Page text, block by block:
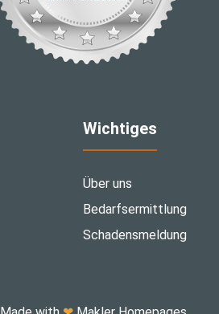
Wichtiges
Über uns
Bedarfsermittlung
Schadensmeldung